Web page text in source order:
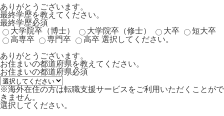
ありがとうございます。
最終学歴を教えてください。
最終学歴必須
大学院卒（博士）
大学院卒（修士） 大卒
短大卒
高専卒
専門卒 高卒 選択してください。
ありがとうございます。
お住まいの都道府県を教えてください。
お住まいの都道府県必須
※海外在住の方は転職支援サービスをご利用いただくことがで
きません。
選択してください。